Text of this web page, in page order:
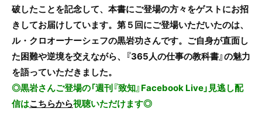
破したことを記念して、本書にご登場の方々をゲストにお招
きしてお届けしています。第５回にご登場いただいたのは、
ル・クロオーナーシェフの黒岩功さんです。ご自身が直面し
た困難や逆境を交えながら、『365人の仕事の教科書』の魅力
を語っていただきました。
◎黒岩さんご登場の「週刊『致知』Facebook Live」見逃し配
信はこちらから視聴いただけます◎